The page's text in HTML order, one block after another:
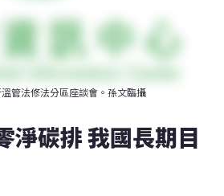
管法修法分區座談會。孫文臨攝
淨碳排 我國長期目